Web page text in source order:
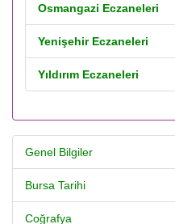
Osmangazi Eczaneleri
Yenişehir Eczaneleri
Yıldırım Eczaneleri
Genel Bilgiler
Bursa Tarihi
Coğrafya